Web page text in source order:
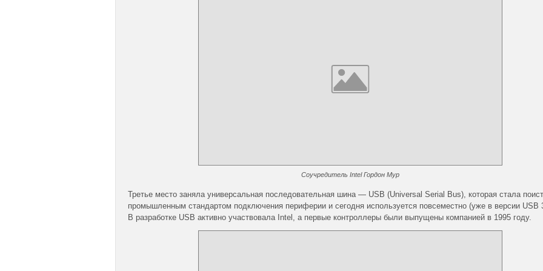
Соучредитель Intel Гордон Мур
Третье место заняла универсальная последовательная шина — USB (Universal Serial Bus), которая стала
промышленным стандартом подключения периферии и сегодня используется повсеместно (уже в версии USB
В разработке USB активно участвовала Intel, а первые контроллеры были выпущены компанией в 1995 году.